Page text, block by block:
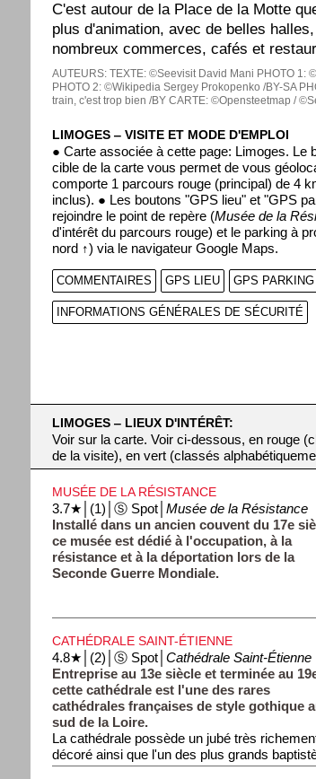
C'est autour de la Place de la Motte
plus d'animation, avec de belles
nombreux commerces, cafés et
AUTEURS:TEXTE: ©Seevisit David Mani PHOTO 1:
PHOTO 2: ©Wikipedia Sergey Prokopenko /BY-SA
train, c'est trop bien /BY CARTE: ©Opensteetmap /
LIMOGES ‒ VISITE ET MODE D'EMPLOI
● Carte associée à cette page: Limoges. Le
cible de la carte vous permet de vous
comporte 1 parcours rouge (principal) de 4
inclus). ● Les boutons "GPS lieu" et "GPS
rejoindre le point de repère (Musée de la
d'intérêt du parcours rouge) et le parking à
nord ↑) via le navigateur Google Maps.
COMMENTAIRES GPS LIEU GPS PARKING
INFORMATIONS GÉNÉRALES DE SÉCURITÉ
LIMOGES ‒ LIEUX D'INTÉRÊT:
Voir sur la carte. Voir ci-dessous, en rouge
de la visite), en vert (classés
MUSÉE DE LA RÉSISTANCE
3.7★│(1)│Ⓢ Spot│Musée de la Résistance
Installé dans un ancien couvent du 17e
ce musée est dédié à l'occupation, à la
résistance et à la déportation lors de la
Seconde Guerre Mondiale.
CATHÉDRALE SAINT-ÉTIENNE
4.8★│(2)│Ⓢ Spot│Cathédrale Saint-Étienne
Entreprise au 13e siècle et terminée au
cette cathédrale est l'une des rares
cathédrales françaises de style gothique
sud de la Loire.
La cathédrale possède un jubé très
décoré ainsi que l'un des plus grands
baptisés les premiers Chrétiens) de France.